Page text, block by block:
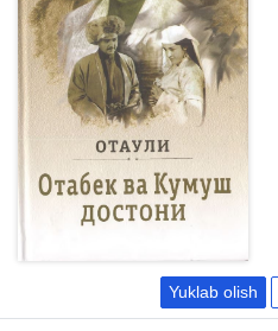
Yuklab olish